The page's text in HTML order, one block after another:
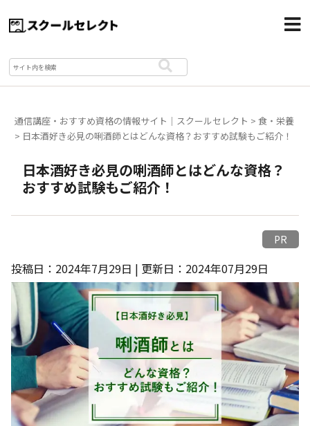
通信講座・おすすめ資格の情報サイト｜スクールセレクト >食・栄養
> 日本酒好き必見の唎酒師とはどんな資格？おすすめ試験もご紹介！
日本酒好き必見の唎酒師とはどんな資格？
おすすめ試験もご紹介！
PR
投稿日：2024年7月29日 | 更新日：2024年07月29日